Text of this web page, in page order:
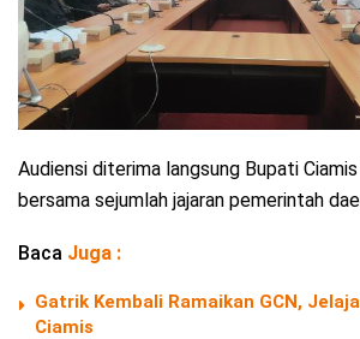
Audiensi diterima langsung Bupati
bersama sejumlah jajaran pemerintah
Baca Juga :
Gatrik Kembali Ramaikan GCN,
Ciamis